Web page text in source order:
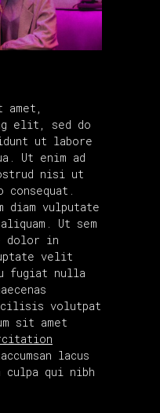
elit, sed do
ut labore
Ut enim ad
nisi ut
consequat.
diam vulputate
Ut sem
dolor in
velit
fugiat nulla
volutpat
sit amet
lacus
qui nibh